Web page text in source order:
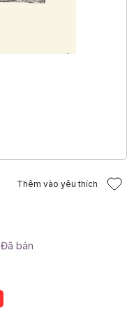
Thêm vào yêu thích
Đã bán